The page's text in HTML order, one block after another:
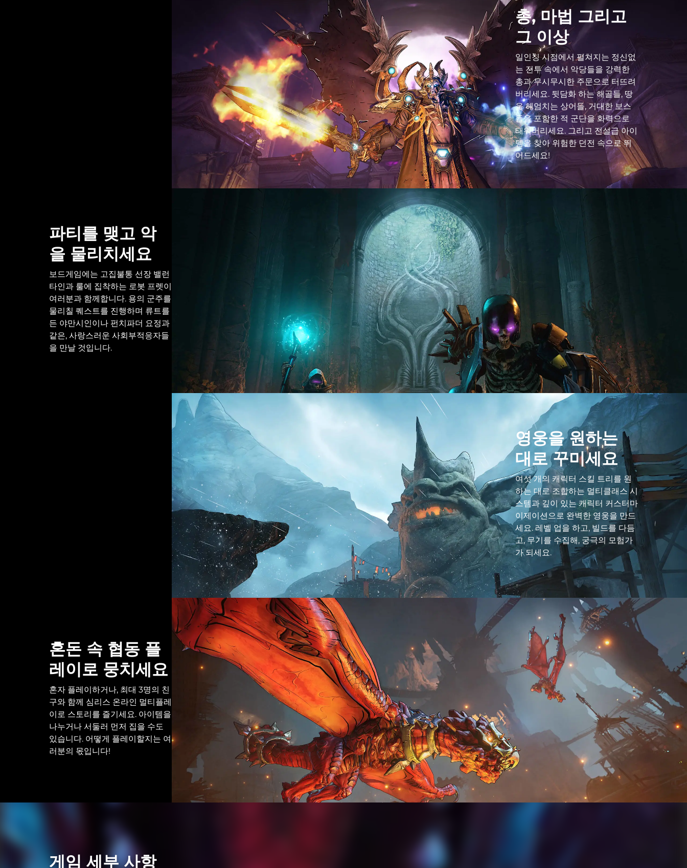
총, 마법 그리고
그 이상
일인칭 시점에서 펼쳐지는 정신없
는 전투 속에서 악당들을 강력한
총과 무시무시한 주문으로 터뜨려
버리세요. 뒷담화 하는 해골들, 땅
을 헤엄치는 상어들, 거대한 보스
들을 포함한 적 군단을 화력으로
태워버리세요. 그리고 전설급 아이
템을 찾아 위험한 던전 속으로 뛰
어드세요!
파티를 맺고 악
을 물리치세요
보드게임에는 고집불통 선장 밸런
타인과 룰에 집착하는 로봇 프렛이
여러분과 함께합니다. 용의 군주를
물리칠 퀘스트를 진행하며 류트를
든 야만시인이나 펀치파더 요정과
같은, 사랑스러운 사회부적응자들
을 만날 것입니다.
영웅을 원하는
대로 꾸미세요
여섯 개의 캐릭터 스킬 트리를 원
하는 대로 조합하는 멀티클래스 시
스템과 깊이 있는 캐릭터 커스터마
이제이션으로 완벽한 영웅을 만드
세요. 레벨 업을 하고, 빌드를 다듬
고, 무기를 수집해, 궁극의 모험가
가 되세요.
혼돈 속 협동 플
레이로 뭉치세요
혼자 플레이하거나, 최대 3명의 친
구와 함께 심리스 온라인 멀티플레
이로 스토리를 즐기세요. 아이템을
나누거나 서둘러 먼저 집을 수도
있습니다. 어떻게 플레이할지는 여
러분의 몫입니다!
게임 세부 사항